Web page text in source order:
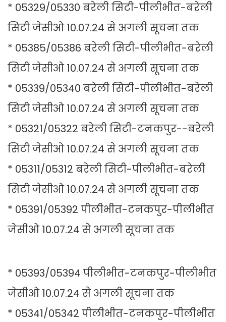
* 05329/05330 बरेली सिटी-पीलीभीत-बरेली
सिटी जेसीओ 10.07.24 से अगली सूचना तक
* 05385/05386 बरेली सिटी-पीलीभीत-बरेली
सिटी जेसीओ 10.07.24 से अगली सूचना तक
* 05339/05340 बरेली सिटी-पीलीभीत-बरेली
सिटी जेसीओ 10.07.24 से अगली सूचना तक
* 05321/05322 बरेली सिटी-टनकपुर--बरेली
सिटी जेसीओ 10.07.24 से अगली सूचना तक
* 05311/05312 बरेली सिटी-पीलीभीत-बरेली
सिटी जेसीओ 10.07.24 से अगली सूचना तक
* 05391/05392 पीलीभीत-टनकपुर-पीलीभीत
जेसीओ 10.07.24 से अगली सूचना तक
* 05393/05394 पीलीभीत-टनकपुर-पीलीभीत
जेसीओ 10.07.24 से अगली सूचना तक
* 05341/05342 पीलीभीत-टनकपुर-पीलीभीत